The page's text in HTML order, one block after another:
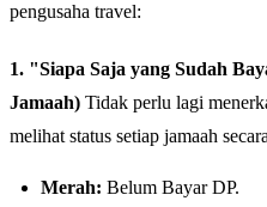
pengusaha travel:
1. "Siapa Saja yang Sudah
Jamaah) Tidak perlu lagi
melihat status setiap jamaah secara
Merah: Belum Bayar DP.